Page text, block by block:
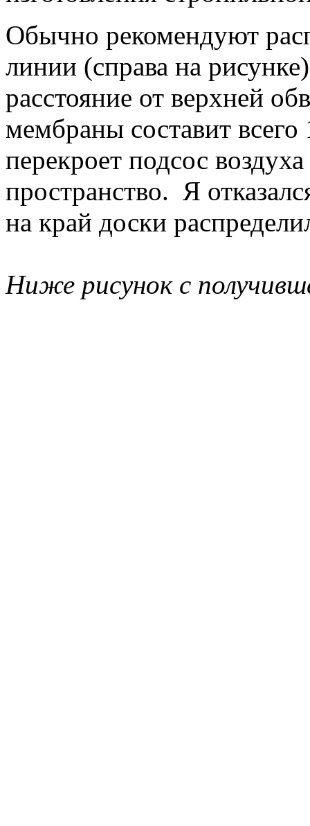
Обычно рекомендуют
линии (справа на
расстояние от верхней
мембраны составит
перекроет подсос
пространство. Я
на край доски
Ниже рисунок с